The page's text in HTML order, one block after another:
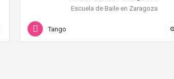
Escuela de Baile en Zaragoza
Tango